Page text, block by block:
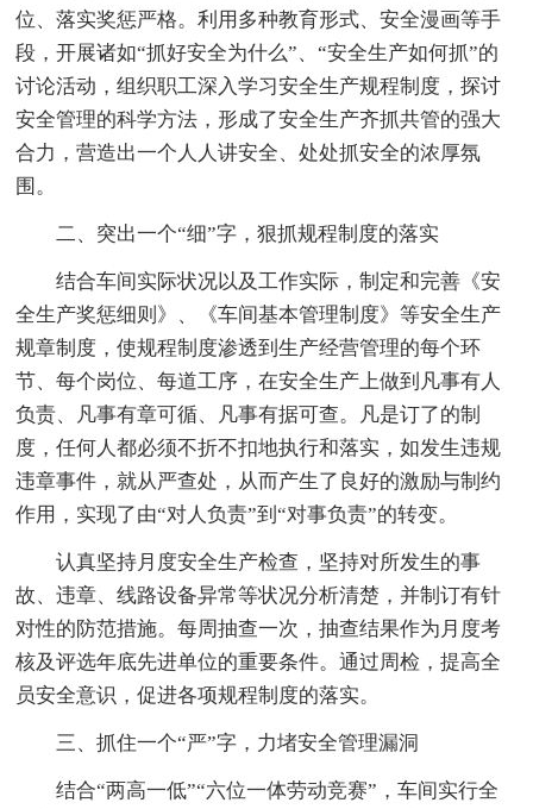
位、落实奖惩严格。利用多种教育形式、安全漫画等手
段，开展诸如“抓好安全为什么”、“安全生产如何抓”的
讨论活动，组织职工深入学习安全生产规程制度，探讨
安全管理的科学方法，形成了安全生产齐抓共管的强大
合力，营造出一个人人讲安全、处处抓安全的浓厚氛
围。
二、突出一个“细”字，狠抓规程制度的落实
结合车间实际状况以及工作实际，制定和完善《安
全生产奖惩细则》、《车间基本管理制度》等安全生产
规章制度，使规程制度渗透到生产经营管理的每个环
节、每个岗位、每道工序，在安全生产上做到凡事有人
负责、凡事有章可循、凡事有据可查。凡是订了的制
度，任何人都必须不折不扣地执行和落实，如发生违规
违章事件，就从严查处，从而产生了良好的激励与制约
作用，实现了由“对人负责”到“对事负责”的转变。
认真坚持月度安全生产检查，坚持对所发生的事
故、违章、线路设备异常等状况分析清楚，并制订有针
对性的防范措施。每周抽查一次，抽查结果作为月度考
核及评选年底先进单位的重要条件。通过周检，提高全
员安全意识，促进各项规程制度的落实。
三、抓住一个“严”字，力堵安全管理漏洞
结合“两高一低”“六位一体劳动竞赛”，车间实行全